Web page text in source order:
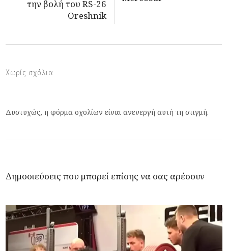
την βολή του RS-26
Oreshnik
Χωρίς σχόλια
Δυστυχώς, η φόρμα σχολίων είναι ανενεργή αυτή τη στιγμή.
Δημοσιεύσεις που μπορεί επίσης να σας αρέσουν